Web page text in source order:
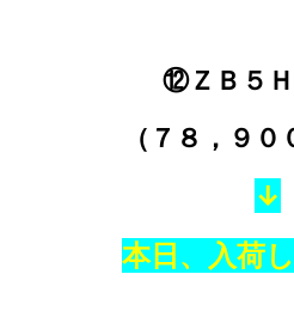
⑫ＺＢ５Ｈ
（７８，９０
↓
本日、入荷